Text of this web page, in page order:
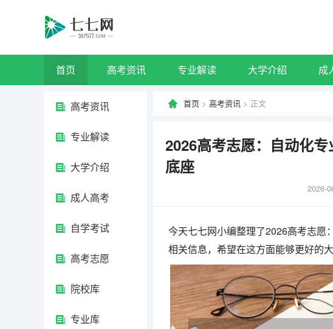
首页 高考资讯 专业解读 大学介绍 成
高考资讯
专业解读
大学介绍
成人高考
自学考试
高考志愿
院校库
专业库
首页 > 高考资讯 > 正文
2026高考志愿：自动化
底座
2026-
今天七七网小编整理了2026高考志愿
相关信息，希望在这方面能够更好的大